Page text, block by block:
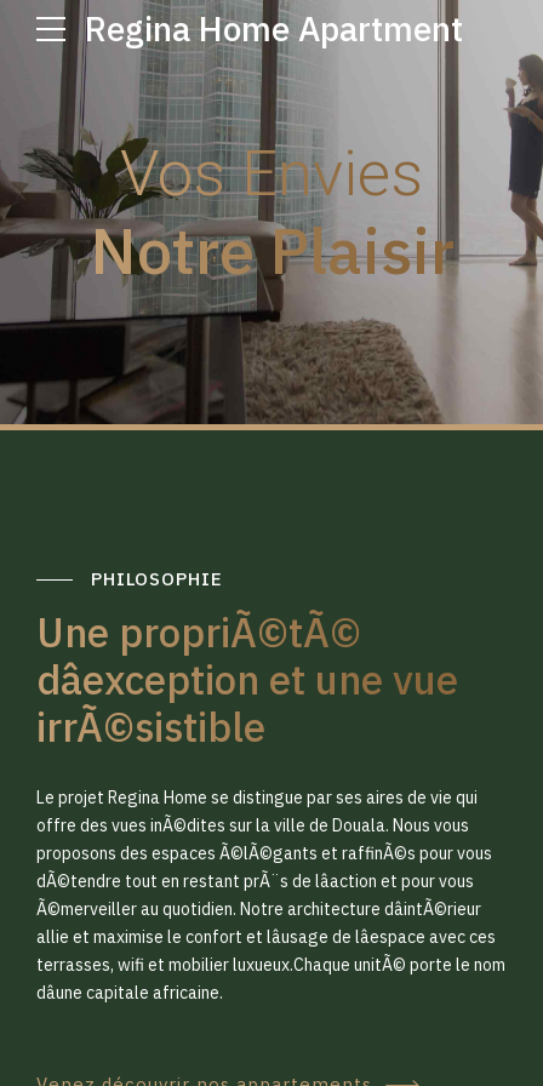
Regina Home Apartment
Vos Envies
Notre Plaisir
PHILOSOPHIE
Une propriÃ©tÃ©
dâexception et une vue
irrÃ©sistible
Le projet Regina Home se distingue par ses aires de vie qui
offre des vues inÃ©dites sur la ville de Douala. Nous vous
proposons des espaces Ã©lÃ©gants et raffinÃ©s pour vous
dÃ©tendre tout en restant prÃ¨s de lâaction et pour vous
Ã©merveiller au quotidien. Notre architecture dâintÃ©rieur
allie et maximise le confort et lâusage de lâespace avec ces
terrasses, wifi et mobilier luxueux.Chaque unitÃ© porte le nom
dâune capitale africaine.
0
1
2
3
0
1
2
3